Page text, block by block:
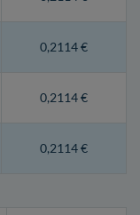
0,2114 €
0,2114 €
0,2114 €